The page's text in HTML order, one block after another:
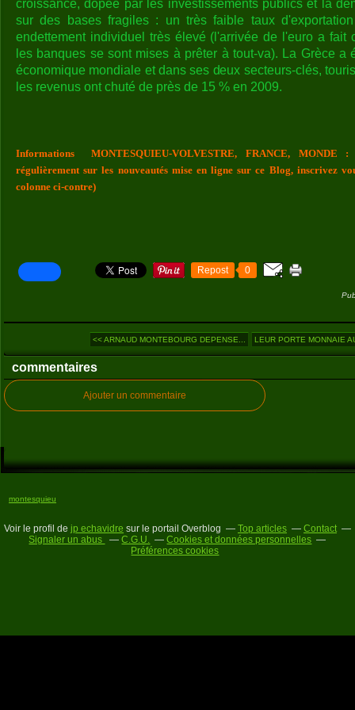
croissance, dopée par les investissements publics et la
sur des bases fragiles : un très faible taux
endettement individuel très élevé (l'arrivée de l'euro a fait
les banques se sont mises à prêter à tout-va). La Grèce a
économique mondiale et dans ses deux secteurs-clés,
les revenus ont chuté de près de 15 % en 2009.
Informations MONTESQUIEU-VOLVESTRE, FRANCE, MONDE
régulièrement sur les nouveautés mise en ligne sur ce Blog, inscrivez
colonne ci-contre)
Repost 0
<< ARNAUD MONTEBOURG DEPENSE... LEUR PORTE MONNAIE
commentaires
Ajouter un commentaire
montesquieu
Voir le profil de jp echavidre sur le portail Overblog Top articles
Contact
Signaler un abus
C.G.U.
Cookies et données personnelles
Préférences cookies